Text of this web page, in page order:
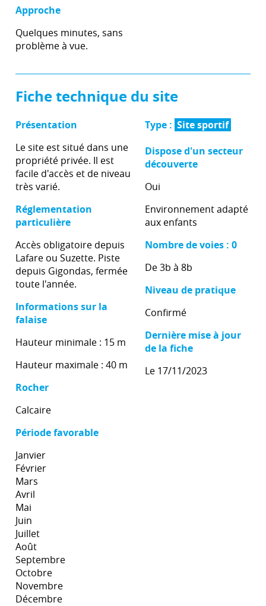
Approche
Quelques minutes, sans
problème à vue.
Fiche technique du site
Présentation
Le site est situé dans une
propriété privée. Il est
facile d'accès et de niveau
très varié.
Réglementation
particulière
Accès obligatoire depuis
Lafare ou Suzette. Piste
depuis Gigondas, fermée
toute l'année.
Informations sur la
falaise
Hauteur minimale : 15 m
Hauteur maximale : 40 m
Rocher
Calcaire
Période favorable
Janvier
Février
Mars
Avril
Mai
Juin
Juillet
Août
Septembre
Octobre
Novembre
Décembre
Type : Site sportif
Dispose d'un secteur
découverte
Oui
Environnement adapté
aux enfants
Nombre de voies : 0
De 3b à 8b
Niveau de pratique
Confirmé
Dernière mise à jour
de la fiche
Le 17/11/2023